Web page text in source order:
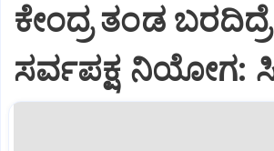
ಕೇಂದ್ರ ತಂಡ
ಸರ್ವಪಕ್ಷ ನಿಯೋಗ: